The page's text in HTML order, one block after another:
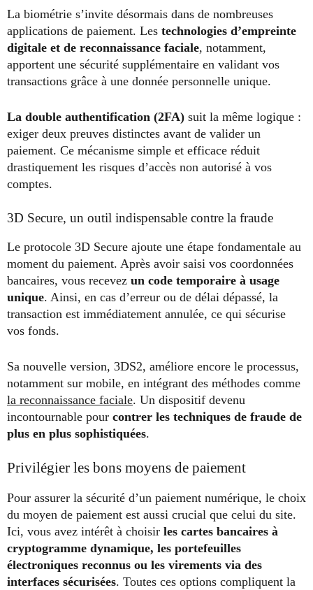
La biométrie s’invite désormais dans de nombreuses
applications de paiement. Les technologies d’empreinte
digitale et de reconnaissance faciale, notamment,
apportent une sécurité supplémentaire en validant vos
transactions grâce à une donnée personnelle unique.
La double authentification (2FA) suit la même logique :
exiger deux preuves distinctes avant de valider un
paiement. Ce mécanisme simple et efficace réduit
drastiquement les risques d’accès non autorisé à vos
comptes.
3D Secure, un outil indispensable contre la fraude
Le protocole 3D Secure ajoute une étape fondamentale au
moment du paiement. Après avoir saisi vos coordonnées
bancaires, vous recevez un code temporaire à usage
unique. Ainsi, en cas d’erreur ou de délai dépassé, la
transaction est immédiatement annulée, ce qui sécurise
vos fonds.
Sa nouvelle version, 3DS2, améliore encore le processus,
notamment sur mobile, en intégrant des méthodes comme
la reconnaissance faciale. Un dispositif devenu
incontournable pour contrer les techniques de fraude de
plus en plus sophistiquées.
Privilégier les bons moyens de paiement
Pour assurer la sécurité d’un paiement numérique, le choix
du moyen de paiement est aussi crucial que celui du site.
Ici, vous avez intérêt à choisir les cartes bancaires à
cryptogramme dynamique, les portefeuilles
électroniques reconnus ou les virements via des
interfaces sécurisées. Toutes ces options compliquent la